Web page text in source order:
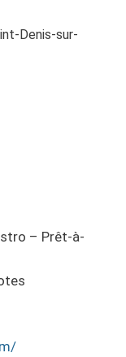
Denis-sur-
– Prêt-à-